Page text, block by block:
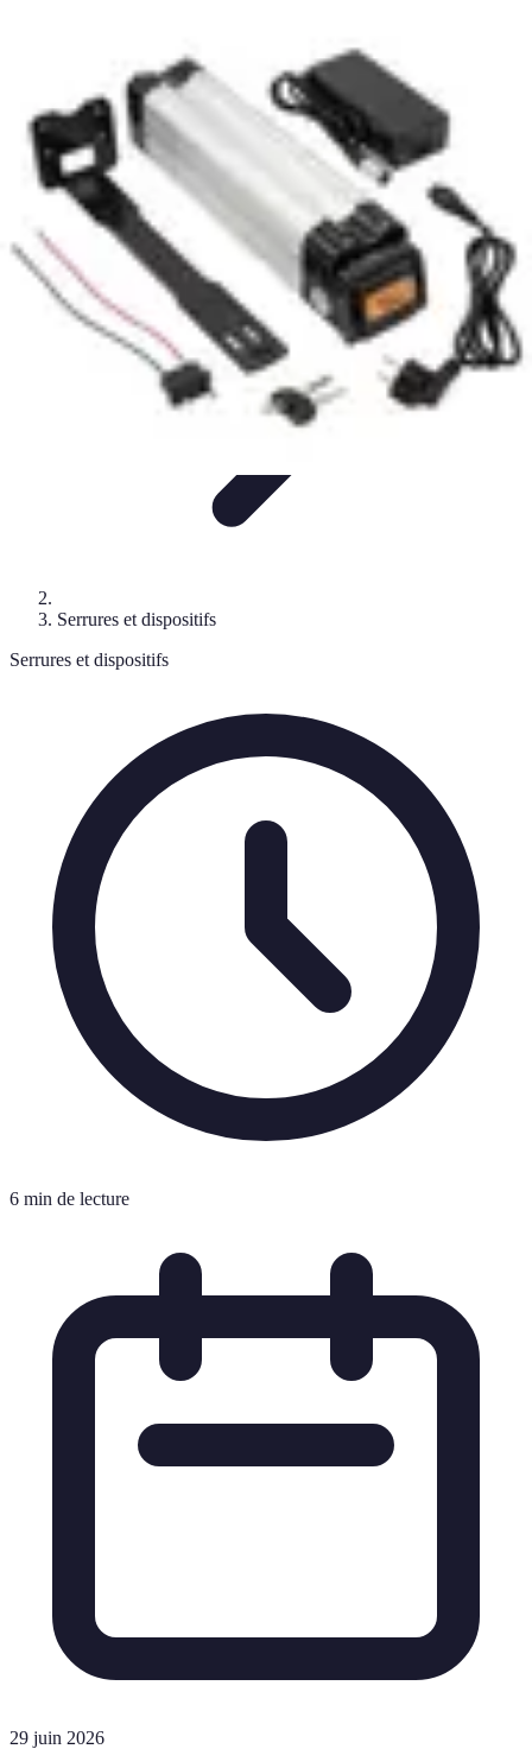
Choix de serrures
Serrure et Sécurité
Serrures et dispositifs
Serrures et dispositifs
6 min de lecture
29 juin 2026